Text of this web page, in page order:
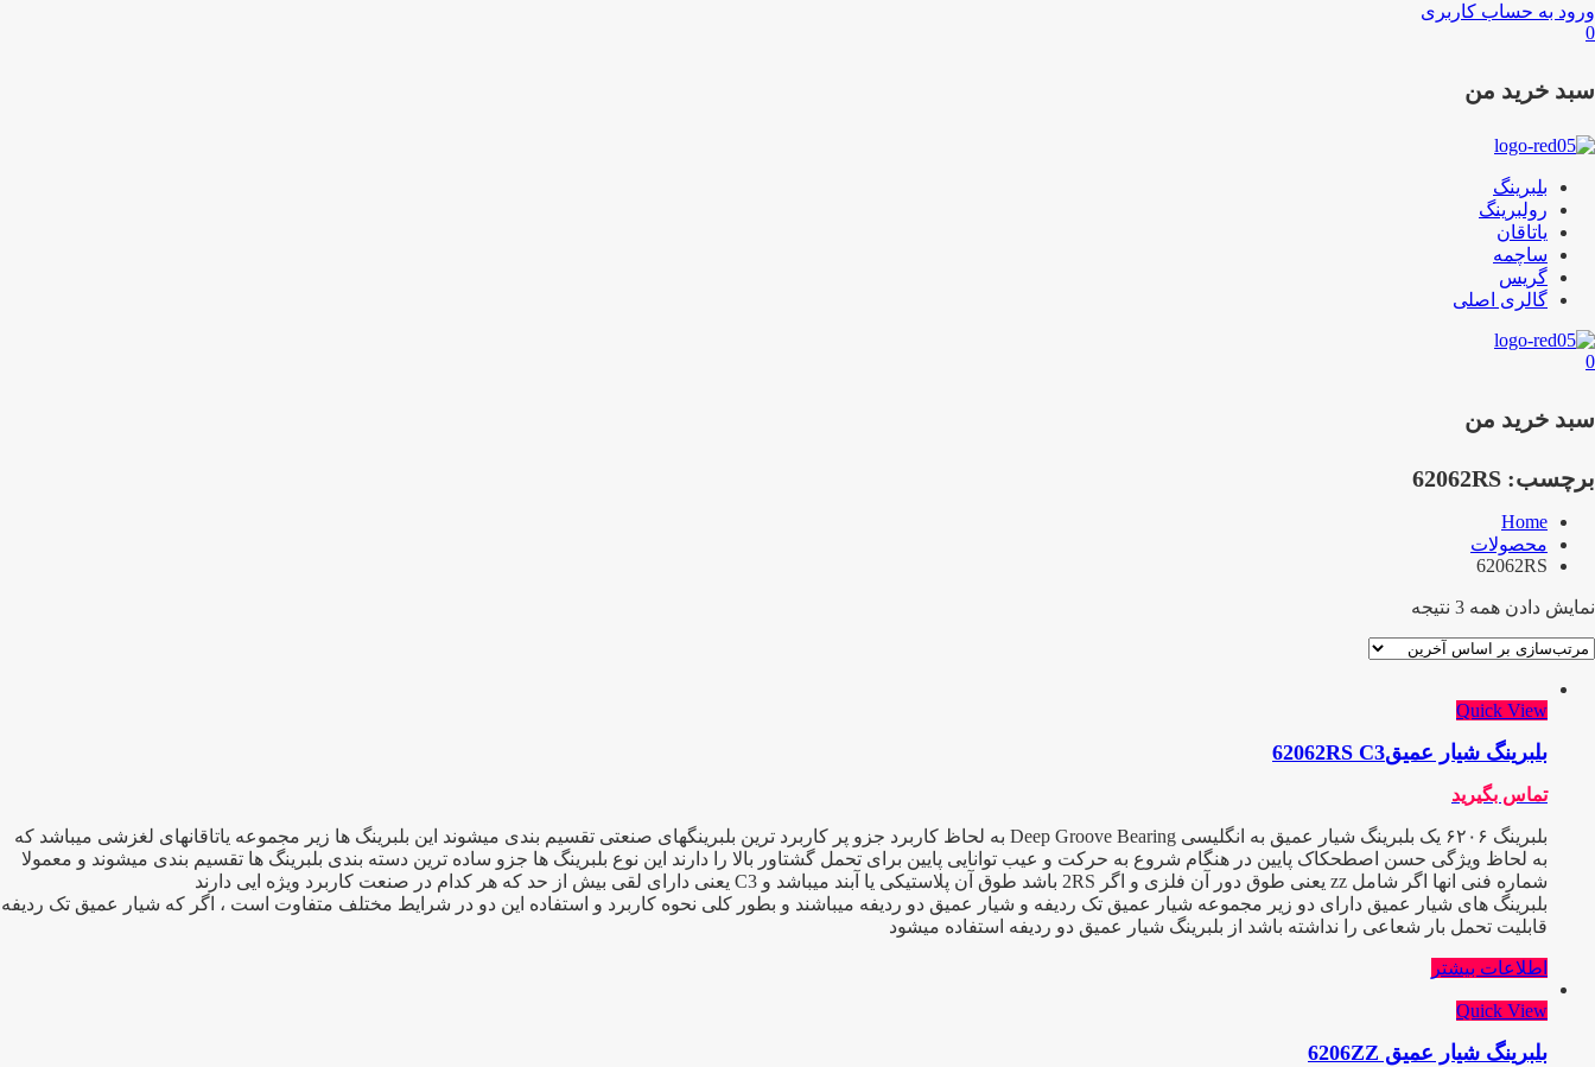
ورود به حساب کاربری
0
سبد خرید من
بلبرینگ
رولبرینگ
یاتاقان
ساچمه
گریس
گالری اصلی
0
سبد خرید من
برچسب: 62062RS
Home
محصولات
62062RS
نمایش دادن همه 3 نتیجه
Quick View
بلبرینگ شیار عمیق62062RS C3
تماس بگیرید
بلبرینگ ۶۲۰۶ یک بلبرینگ شیار عمیق به انگلیسی Deep Groove Bearing به لحاظ کاربرد جزو پر کاربرد ترین بلبرینگهای صنعتی تقسیم بندی میشوند این بلبرینگ ها زیر مجموعه یاتاقانهای لغزشی میباشد که
به لحاظ ویژگی حسن اصطحکاک پایین در هنگام شروع به حرکت و عیب توانایی پایین برای تحمل گشتاور بالا را دارند این نوع بلبرینگ ها جزو ساده ترین دسته بندی بلبرینگ ها تقسیم بندی میشوند و معمولا
شماره فنی انها اگر شامل zz یعنی طوق دور آن فلزی و اگر 2RS باشد طوق آن پلاستیکی یا آبند میباشد و C3 یعنی دارای لقی بیش از حد که هر کدام در صنعت کاربرد ویژه ایی دارند
بلبرینگ های شیار عمیق دارای دو زیر مجموعه شیار عمیق تک ردیفه و شیار عمیق دو ردیفه میباشند و بطور کلی نحوه کاربرد و استفاده این دو در شرایط مختلف متفاوت است ، اگر که شیار عمیق تک ردیفه
قابلیت تحمل بار شعاعی را نداشته باشد از بلبرینگ شیار عمیق دو ردیفه استفاده میشود
اطلاعات بیشتر
Quick View
بلبرینگ شیار عمیق 6206ZZ